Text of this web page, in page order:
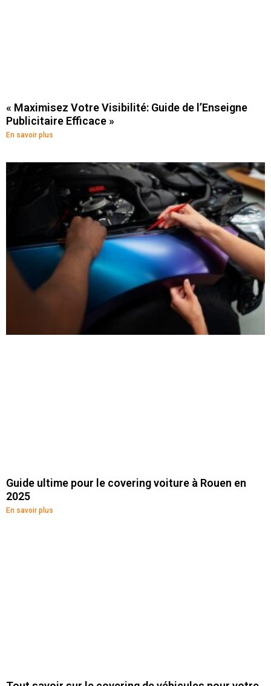
« Maximisez Votre Visibilité: Guide de l’Enseigne
Publicitaire Efficace »
En savoir plus
Guide ultime pour le covering voiture à Rouen en
2025
En savoir plus